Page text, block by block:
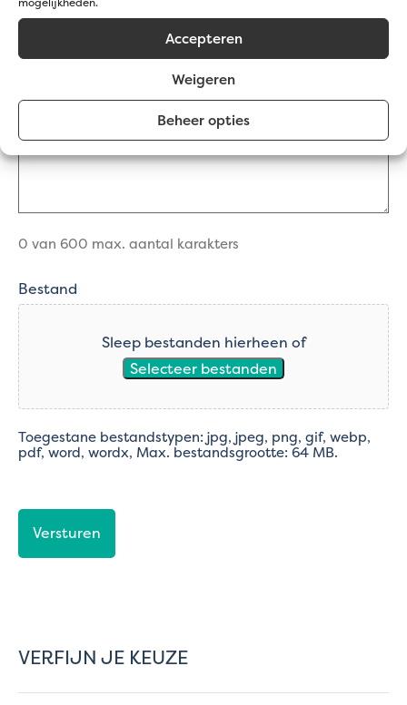
Accepteren
Weigeren
Beheer opties
mailadres
(Vereist)
(Vereist)
0 van 600 max. aantal karakters
Bestand
Sleep bestanden hierheen of
Selecteer bestanden
Toegestane bestandstypen: jpg, jpeg, png, gif, webp,
pdf, word, wordx, Max. bestandsgrootte: 64 MB.
VERFIJN JE KEUZE